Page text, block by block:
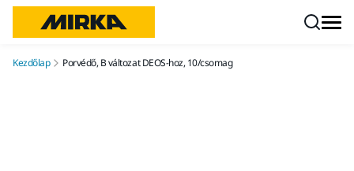
Kezdőlap Porvédő, B változat DEOS-hoz, 10/csomag